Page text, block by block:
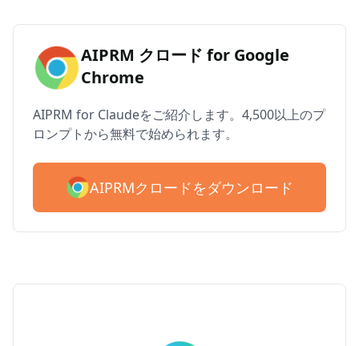
AIPRM クロード for Google
Chrome
AIPRM for Claudeをご紹介します。4,500以上のプ
ロンプトから無料で始められます。
AIPRMクロードをダウンロード